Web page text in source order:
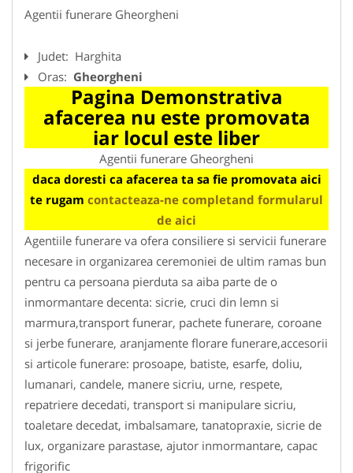
Agentii funerare Gheorgheni
Judet: Harghita
Oras: Gheorgheni
Pagina Demonstrativa
afacerea nu este promovata
iar locul este liber
Agentii funerare Gheorgheni
daca doresti ca afacerea ta sa fie promovata aici
te rugam contacteaza-ne completand formularul
de aici
Agentiile funerare va ofera consiliere si servicii funerare
necesare in organizarea ceremoniei de ultim ramas bun
pentru ca persoana pierduta sa aiba parte de o
inmormantare decenta: sicrie, cruci din lemn si
marmura,transport funerar, pachete funerare, coroane
si jerbe funerare, aranjamente florare funerare,accesorii
si articole funerare: prosoape, batiste, esarfe, doliu,
lumanari, candele, manere sicriu, urne, respete,
repatriere decedati, transport si manipulare sicriu,
toaletare decedat, imbalsamare, tanatopraxie, sicrie de
lux, organizare parastase, ajutor inmormantare, capac
frigorific